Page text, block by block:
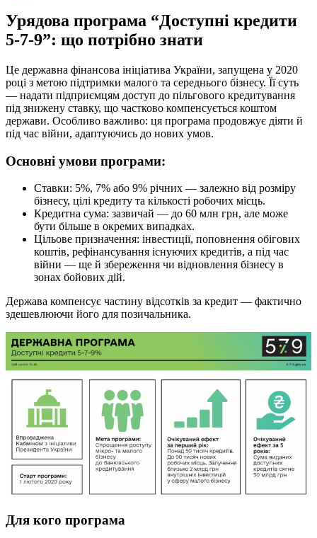
Урядова програма “Доступні кредити
5-7-9”: що потрібно знати
Це державна фінансова ініціатива України, запущена у 2020
році з метою підтримки малого та середнього бізнесу. Її суть
— надати підприємцям доступ до пільгового кредитування
під знижену ставку, що частково компенсується коштом
держави. Особливо важливо: ця програма продовжує діяти й
під час війни, адаптуючись до нових умов.
Основні умови програми:
Ставки: 5%, 7% або 9% річних — залежно від розміру
бізнесу, цілі кредиту та кількості робочих місць.
Кредитна сума: зазвичай — до 60 млн грн, але може
бути більше в окремих випадках.
Цільове призначення: інвестиції, поповнення обігових
коштів, рефінансування існуючих кредитів, а під час
війни — ще й збереження чи відновлення бізнесу в
зонах бойових дій.
Держава компенсує частину відсотків за кредит — фактично
здешевлюючи його для позичальника.
Для кого програма